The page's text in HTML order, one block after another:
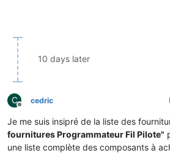
10 days later
C
Offline
cedric
Je me suis insipré de la liste des
fournitures Programmateur Fil Pilote"
une liste complète des composants à